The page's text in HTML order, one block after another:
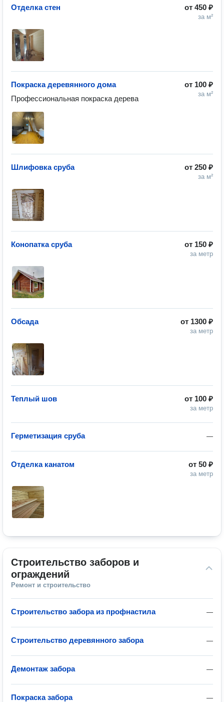
от 450 ₽
за м²
Отделка стен
от 100 ₽
за м²
Покраска деревянного дома
Профессиональная покраска дерева
от 250 ₽
за м²
Шлифовка сруба
от 150 ₽
за метр
Конопатка сруба
от 1300 ₽
за метр
Обсада
от 100 ₽
за метр
Теплый шов
—
Герметизация сруба
от 50 ₽
за метр
Отделка канатом
Строительство заборов и
ограждений
Ремонт и строительство
—
Строительство забора из профнастила
—
Строительство деревянного забора
—
Демонтаж забора
—
Покраска забора